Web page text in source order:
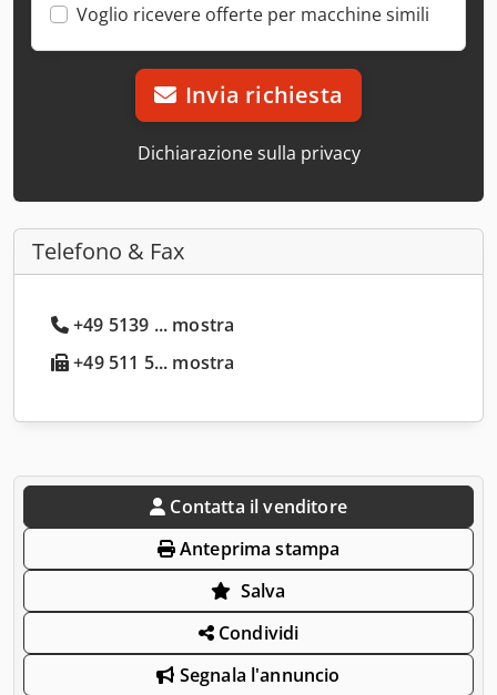
Voglio ricevere offerte per macchine simili
Invia richiesta
Dichiarazione sulla privacy
Telefono & Fax
+49 5139 ... mostra
+49 511 5... mostra
Contatta il venditore
Anteprima stampa
Salva
Condividi
Segnala l'annuncio